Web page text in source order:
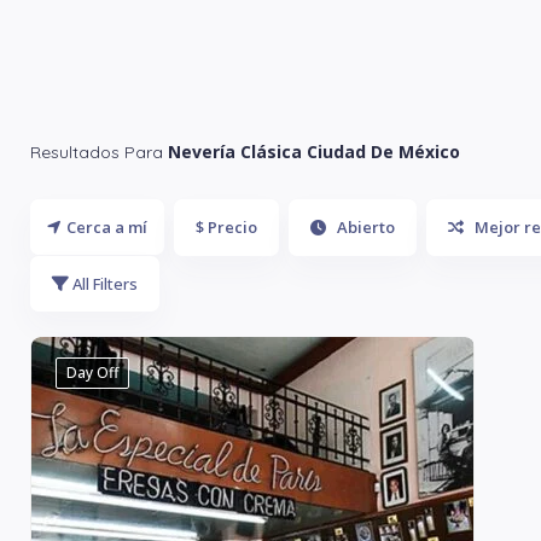
Resultados Para Nevería Clásica Ciudad De México
Cerca a mí $ Precio Abierto Mejor
All Filters
Day Off